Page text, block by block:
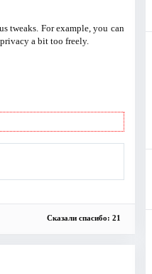
tweaks. For example, you can
a bit too freely.
Сказали спасибо: 21